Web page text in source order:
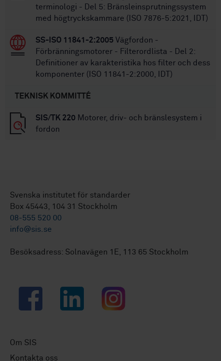
terminologi - Del 5: Bränsleinsprutningssystem
med högtryckskammare (ISO 7876-5:2021, IDT)
SS-ISO 11841-2:2005 Vägfordon -
Förbränningsmotorer - Filterordlista - Del 2:
Definitioner av karakteristika hos filter och dess
komponenter (ISO 11841-2:2000, IDT)
TEKNISK KOMMITTÉ
SIS/TK 220 Motorer, driv- och bränslesystem i
fordon
Svenska institutet för standarder
Box 45443, 104 31 Stockholm
08-555 520 00
info@sis.se
Besöksadress: Solnavägen 1E, 113 65 Stockholm
Facebook LinkedIn Instagram
Om SIS
Kontakta oss